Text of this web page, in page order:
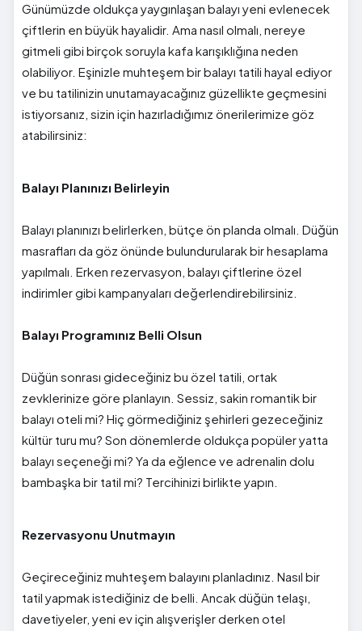
Günümüzde oldukça yaygınlaşan balayı yeni evlenecek
çiftlerin en büyük hayalidir. Ama nasıl olmalı, nereye
gitmeli gibi birçok soruyla kafa karışıklığına neden
olabiliyor. Eşinizle muhteşem bir balayı tatili hayal ediyor
ve bu tatilinizin unutamayacağınız güzellikte geçmesini
istiyorsanız, sizin için hazırladığımız önerilerimize göz
atabilirsiniz:
Balayı Planınızı Belirleyin
Balayı planınızı belirlerken, bütçe ön planda olmalı. Düğün
masrafları da göz önünde bulundurularak bir hesaplama
yapılmalı. Erken rezervasyon, balayı çiftlerine özel
indirimler gibi kampanyaları değerlendirebilirsiniz.
Balayı Programınız Belli Olsun
Düğün sonrası gideceğiniz bu özel tatili, ortak
zevklerinize göre planlayın. Sessiz, sakin romantik bir
balayı oteli mi? Hiç görmediğiniz şehirleri gezeceğiniz
kültür turu mu? Son dönemlerde oldukça popüler yatta
balayı seçeneği mi? Ya da eğlence ve adrenalin dolu
bambaşka bir tatil mi? Tercihinizi birlikte yapın.
Rezervasyonu Unutmayın
Geçireceğiniz muhteşem balayını planladınız. Nasıl bir
tatil yapmak istediğiniz de belli. Ancak düğün telaşı,
davetiyeler, yeni ev için alışverişler derken otel